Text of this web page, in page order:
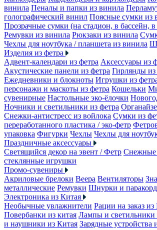
винила Пеналы и папки из винила
голографический винил Поясные сумки из
Прозрачные сумки (на стадион, в бассейн, в
Ремувки из винила Рюкзаки из винила
Чехлы для ноутбука / планшета из винила
Изделия из фетра
Адвент-календари из фетра Аксессуары из
Акустические панели из фетра Гирлянды из
Ежедневники и блокноты Игрушки из
персонажи и маскоты из фетра Кошельки
сувенирные Настольные эко-ёлочки
Ночники и светильники из фетра
Снежки-антистресс из войлока Сумки из
переработанного пластика / эко-фетр
упаковка Фигурки Чехлы Чехлы для
Праздничные аксессуары
Светящийся декор на эвент / Фетр
стеклянные игрушки
Промо-сувениры
Акриловые брелоки Веера Вентиляторы
металлические Ремувки Шнурки и
Электроника из Китая
Необычные увлажнители Рации на заказ из
Повербанки из китая Лампы и светильники
и наушники из Китая Зарядные устройства